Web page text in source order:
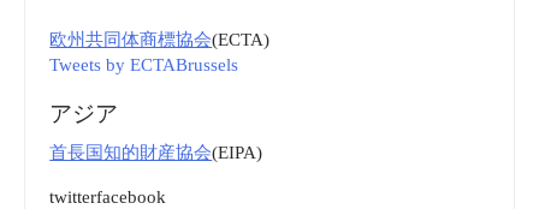
欧州共同体商標協会(ECTA)
Tweets by ECTABrussels
アジア
首長国知的財産協会(EIPA)
twitterfacebook